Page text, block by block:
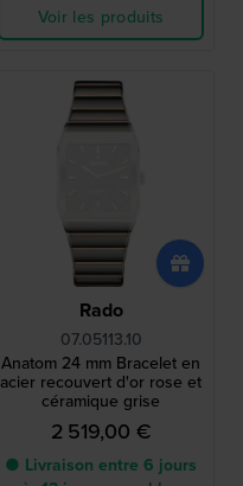
Voir les produits
Rado
07.05113.10
Anatom 24 mm Bracelet en
acier recouvert d'or rose et
céramique grise
2 519,00 €
● Livraison entre 6 jours